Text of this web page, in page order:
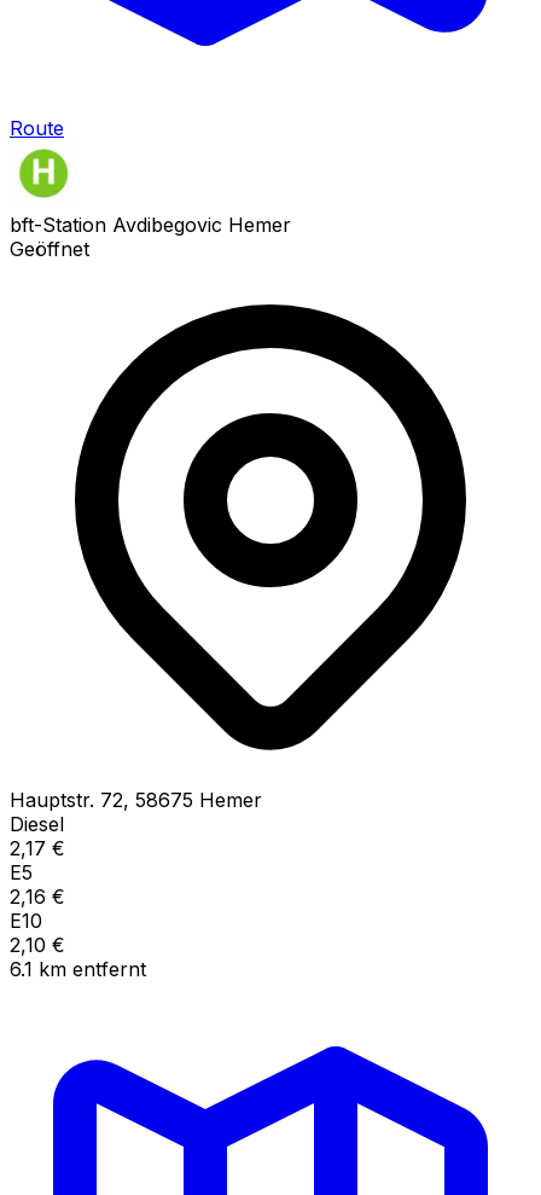
Route
bft-Station Avdibegovic Hemer
Geöffnet
Hauptstr. 72, 58675 Hemer
Diesel
2,17 €
E5
2,16 €
E10
2,10 €
6.1 km entfernt